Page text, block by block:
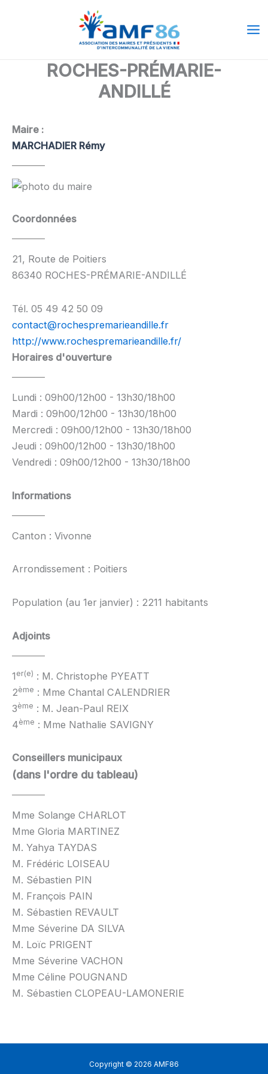
ROCHES-PRÉMARIE-
ANDILLÉ
Maire :
MARCHADIER Rémy
Coordonnées
21, Route de Poitiers
86340 ROCHES-PRÉMARIE-ANDILLÉ
Tél. 05 49 42 50 09
contact@rochespremarieandille.fr
http://www.rochespremarieandille.fr/
Horaires d'ouverture
Lundi : 09h00/12h00 - 13h30/18h00
Mardi : 09h00/12h00 - 13h30/18h00
Mercredi : 09h00/12h00 - 13h30/18h00
Jeudi : 09h00/12h00 - 13h30/18h00
Vendredi : 09h00/12h00 - 13h30/18h00
Informations
Canton : Vivonne
Arrondissement : Poitiers
Population (au 1er janvier) : 2211 habitants
Adjoints
1 er(e) : M. Christophe PYEATT
2ème : Mme Chantal CALENDRIER
3ème : M. Jean-Paul REIX
4ème : Mme Nathalie SAVIGNY
Conseillers municipaux
(dans l'ordre du tableau)
Mme Solange CHARLOT
Mme Gloria MARTINEZ
M. Yahya TAYDAS
M. Frédéric LOISEAU
M. Sébastien PIN
M. François PAIN
M. Sébastien REVAULT
Mme Séverine DA SILVA
M. Loïc PRIGENT
Mme Séverine VACHON
Mme Céline POUGNAND
M. Sébastien CLOPEAU-LAMONERIE
Copyright © 2026 AMF86